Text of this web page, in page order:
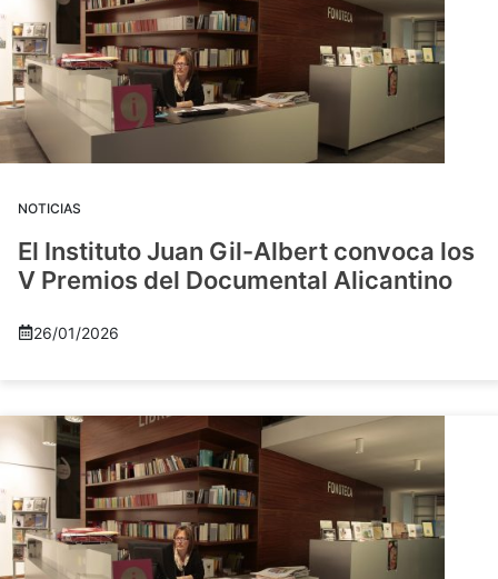
NOTICIAS
El Instituto Juan Gil-Albert convoca los
V Premios del Documental Alicantino
26/01/2026